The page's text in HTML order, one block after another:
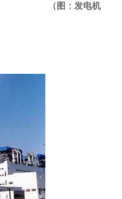
（图：发电机